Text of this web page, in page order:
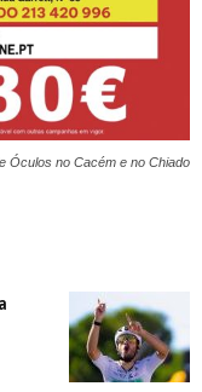
Óculos no Cacém e no Chiado